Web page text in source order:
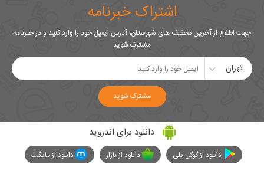
اشتراک خبرنامه
جهت اطلاع از آخرین تخفیف های شهرستان، آدرس ایمیل خود را وارد کنید و در خبرنامه
مشترک شوید
تهران
مشترک شوید
دانلود برای اندروید
دانلود از گوگل پلی دانلود از بازار دانلود از مایکت